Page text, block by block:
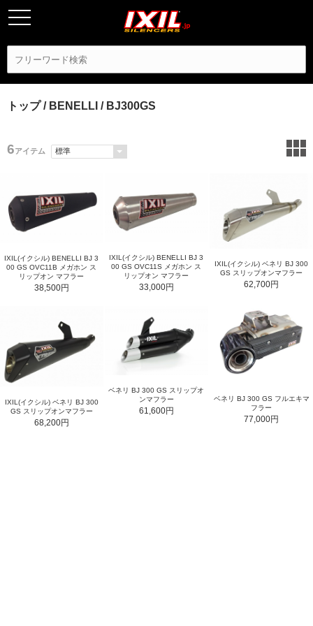
トップ/ BENELLI / BJ300GS
6アイテム
IXIL(イクシル) BENELLI BJ 3
00 GS OVC11B メガホン ス
リップオン マフラー
38,500円
IXIL(イクシル) BENELLI BJ 3
00 GS OVC11S メガホン ス
リップオン マフラー
33,000円
IXIL(イクシル) ベネリ BJ 300
GS スリップオンマフラー
62,700円
IXIL(イクシル) ベネリ BJ 300
GS スリップオンマフラー
68,200円
ベネリ BJ 300 GS スリップオ
ンマフラー
61,600円
ベネリ BJ 300 GS フルエキマ
フラー
77,000円